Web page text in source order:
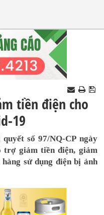
tiền điện cho
19
số 97/NQ-CP ngày
trợ giảm tiền điện, giảm
sử dụng điện bị ảnh